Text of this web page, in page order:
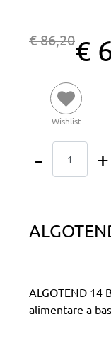
€ 86,20€
Wishlist
ALGOTEND 14
alimentare a